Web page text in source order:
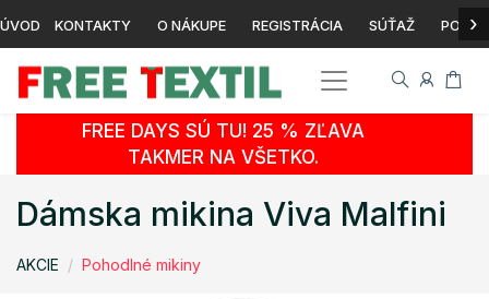
ÚVOD KONTAKTY O NÁKUPE REGISTRÁCIA SÚŤAŽ ›
FREE DAYS SÚ TU! 25 % ZĽAVA
TAKMER NA VŠETKO.
Dámska mikina Viva Malfini
AKCIE Pohodlné mikiny